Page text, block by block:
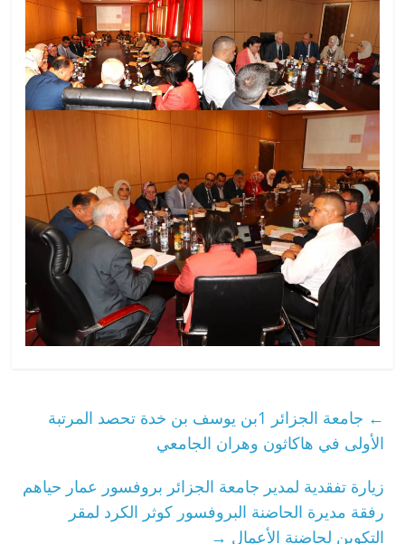
←
جامعة الجزائر 1بن يوسف بن خدة تحصد المرتبة
الأولى في هاكاثون وهران الجامعي
زيارة تفقدية لمدير جامعة الجزائر بروفسور عمار حياهم
رفقة مديرة الحاضنة البروفسور كوثر الكرد لمقر
التكوين لحاضنة الأعمال →